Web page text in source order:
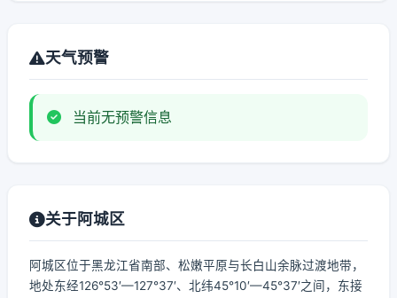
天气预警
当前无预警信息
关于阿城区
阿城区位于黑龙江省南部、松嫩平原与长白山余脉过渡地带，
地处东经126°53′—127°37′、北纬45°10′—45°37′之间，东接